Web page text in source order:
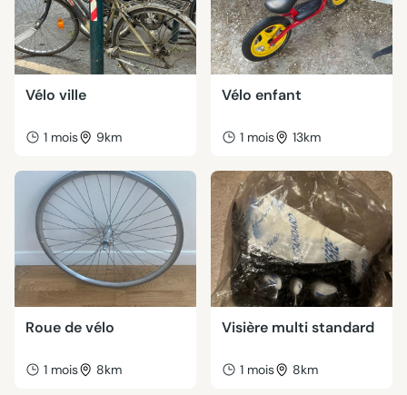
Vélo ville
1 mois 9km
Vélo enfant
1 mois 13km
Roue de vélo
1 mois 8km
Visière multi standard
1 mois 8km